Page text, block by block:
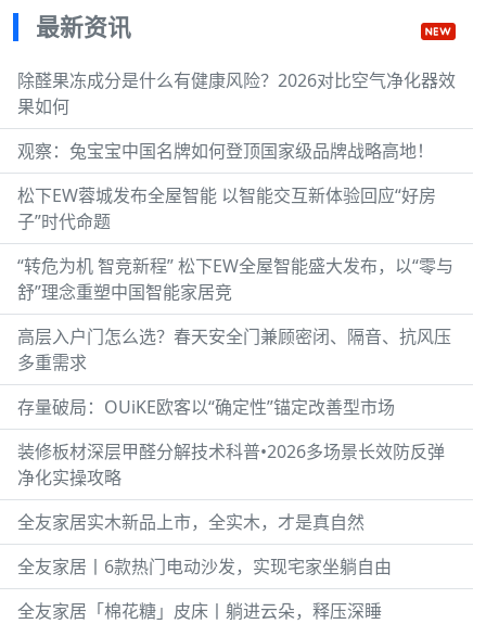
最新资讯
除醛果冻成分是什么有健康风险？2026对比空气净化器效
果如何
观察：兔宝宝中国名牌如何登顶国家级品牌战略高地！
松下EW蓉城发布全屋智能 以智能交互新体验回应“好房
子”时代命题
“转危为机 智竞新程” 松下EW全屋智能盛大发布，以“零与
舒”理念重塑中国智能家居竞
高层入户门怎么选？春天安全门兼顾密闭、隔音、抗风压
多重需求
存量破局：OUiKE欧客以“确定性”锚定改善型市场
装修板材深层甲醛分解技术科普•2026多场景长效防反弹
净化实操攻略
全友家居实木新品上市，全实木，才是真自然
全友家居丨6款热门电动沙发，实现宅家坐躺自由
全友家居「棉花糖」皮床丨躺进云朵，释压深睡